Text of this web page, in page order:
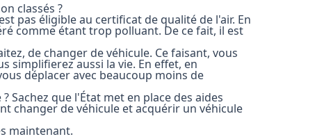
classés ?
pas éligible au certificat de qualité de l'air. En
comme étant trop polluant. De ce fait, il est
de changer de véhicule. Ce faisant, vous
simplifierez aussi la vie. En effet, en
déplacer avec beaucoup moins de
Sachez que l'État met en place des aides
changer de véhicule et acquérir un véhicule
maintenant.